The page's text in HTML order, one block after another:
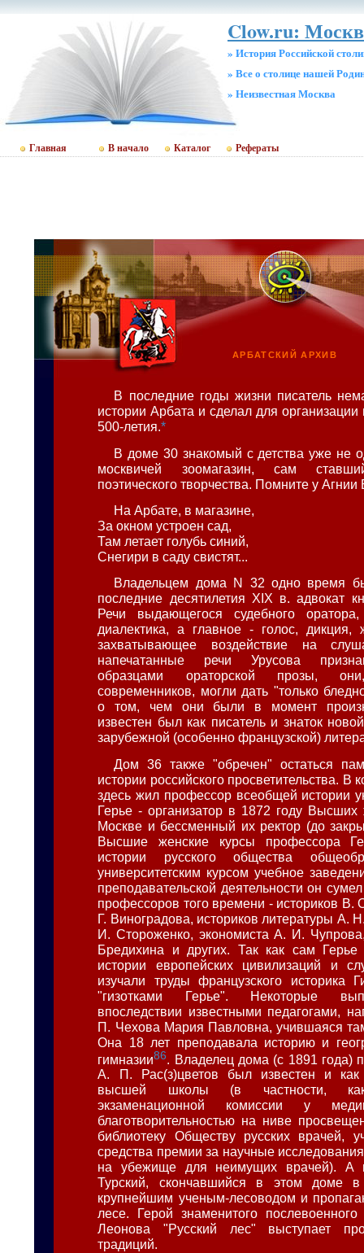
Clow.ru:
» История Российской
» Все о столице нашей
» Неизвестная Москва
Главная В начало Каталог Рефераты
АРБАТСКИЙ АРХИВ
В последние годы жизни писатель
истории Арбата и сделал для организации
500-летия.*
В доме 30 знакомый с детства уже не
москвичей зоомагазин, сам
поэтического творчества. Помните у Агнии
На Арбате, в магазине,
За окном устроен сад,
Там летает голубь синий,
Снегири в саду свистят...
Владельцем дома N 32 одно время
последние десятилетия XIX в. адвокат
Речи выдающегося судебного
диалектика, а главное - голос, дикция,
захватывающее воздействие на
напечатанные речи Урусова
образцами ораторской прозы,
современников, могли дать "только
о том, чем они были в момент
известен был как писатель и знаток
зарубежной (особенно французской)
Дом 36 также "обречен" остаться
истории российского просветительства. В
здесь жил профессор всеобщей истории
Герье - организатор в 1872 году Высших
Москве и бессменный их ректор (до
Высшие женские курсы профессора
истории русского общества
университетским курсом учебное
преподавательской деятельности он
профессоров того времени - историков В.
Г. Виноградова, историков литературы А.
И. Стороженко, экономиста А. И.
Бредихина и других. Так как сам Герье
истории европейских цивилизаций и
изучали труды французского историка
"гизотками Герье". Некоторые
впоследствии известными педагогами,
П. Чехова Мария Павловна, учившаяся
Она 18 лет преподавала историю и
гимназии86
. Владелец дома (с 1891 года)
А. П. Рас(з)цветов был известен и как
высшей школы (в частности, как
экзаменационной комиссии у
благотворительностью на ниве
библиотеку Обществу русских врачей,
средства премии за научные
на убежище для неимущих врачей). А
Турский, скончавшийся в этом доме
крупнейшим ученым-лесоводом и
лесе. Герой знаменитого
Леонова "Русский лес" выступает
традиций.